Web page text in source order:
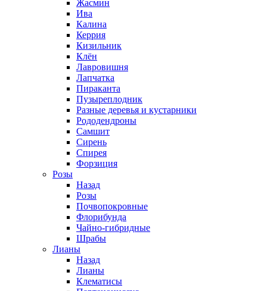
Жасмин
Ива
Калина
Керрия
Кизильник
Клён
Лавровишня
Лапчатка
Пираканта
Пузыреплодник
Разные деревья и кустарники
Рододендроны
Самшит
Сирень
Спирея
Форзиция
Розы
Назад
Розы
Почвопокровные
Флорибунда
Чайно-гибридные
Шрабы
Лианы
Назад
Лианы
Клематисы